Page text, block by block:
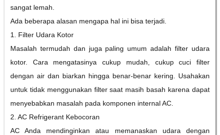
sangat lemah.
Ada beberapa alasan mengapa hal ini bisa terjadi.
1. Filter Udara Kotor
Masalah termudah dan juga paling umum adalah filter udara
kotor. Cara mengatasinya cukup mudah, cukup cuci filter
dengan air dan biarkan hingga benar-benar kering. Usahakan
untuk tidak menggunakan filter saat masih basah karena dapat
menyebabkan masalah pada komponen internal AC.
2. AC Refrigerant Kebocoran
AC Anda mendinginkan atau memanaskan udara dengan